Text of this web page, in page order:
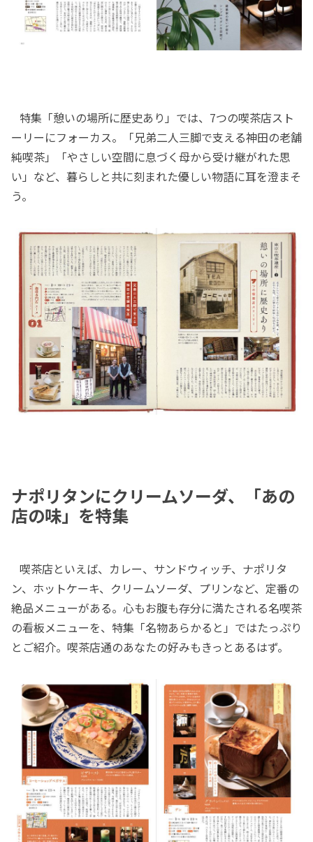
特集「憩いの場所に歴史あり」では、7つの喫茶店スト
ーリーにフォーカス。「兄弟二人三脚で支える神田の老舗
純喫茶」「やさしい空間に息づく母から受け継がれた思
い」など、暮らしと共に刻まれた優しい物語に耳を澄まそ
う。
ナポリタンにクリームソーダ、「あの
店の味」を特集
喫茶店といえば、カレー、サンドウィッチ、ナポリタ
ン、ホットケーキ、クリームソーダ、プリンなど、定番の
絶品メニューがある。心もお腹も存分に満たされる名喫茶
の看板メニューを、特集「名物あらかると」ではたっぷり
とご紹介。喫茶店通のあなたの好みもきっとあるはず。